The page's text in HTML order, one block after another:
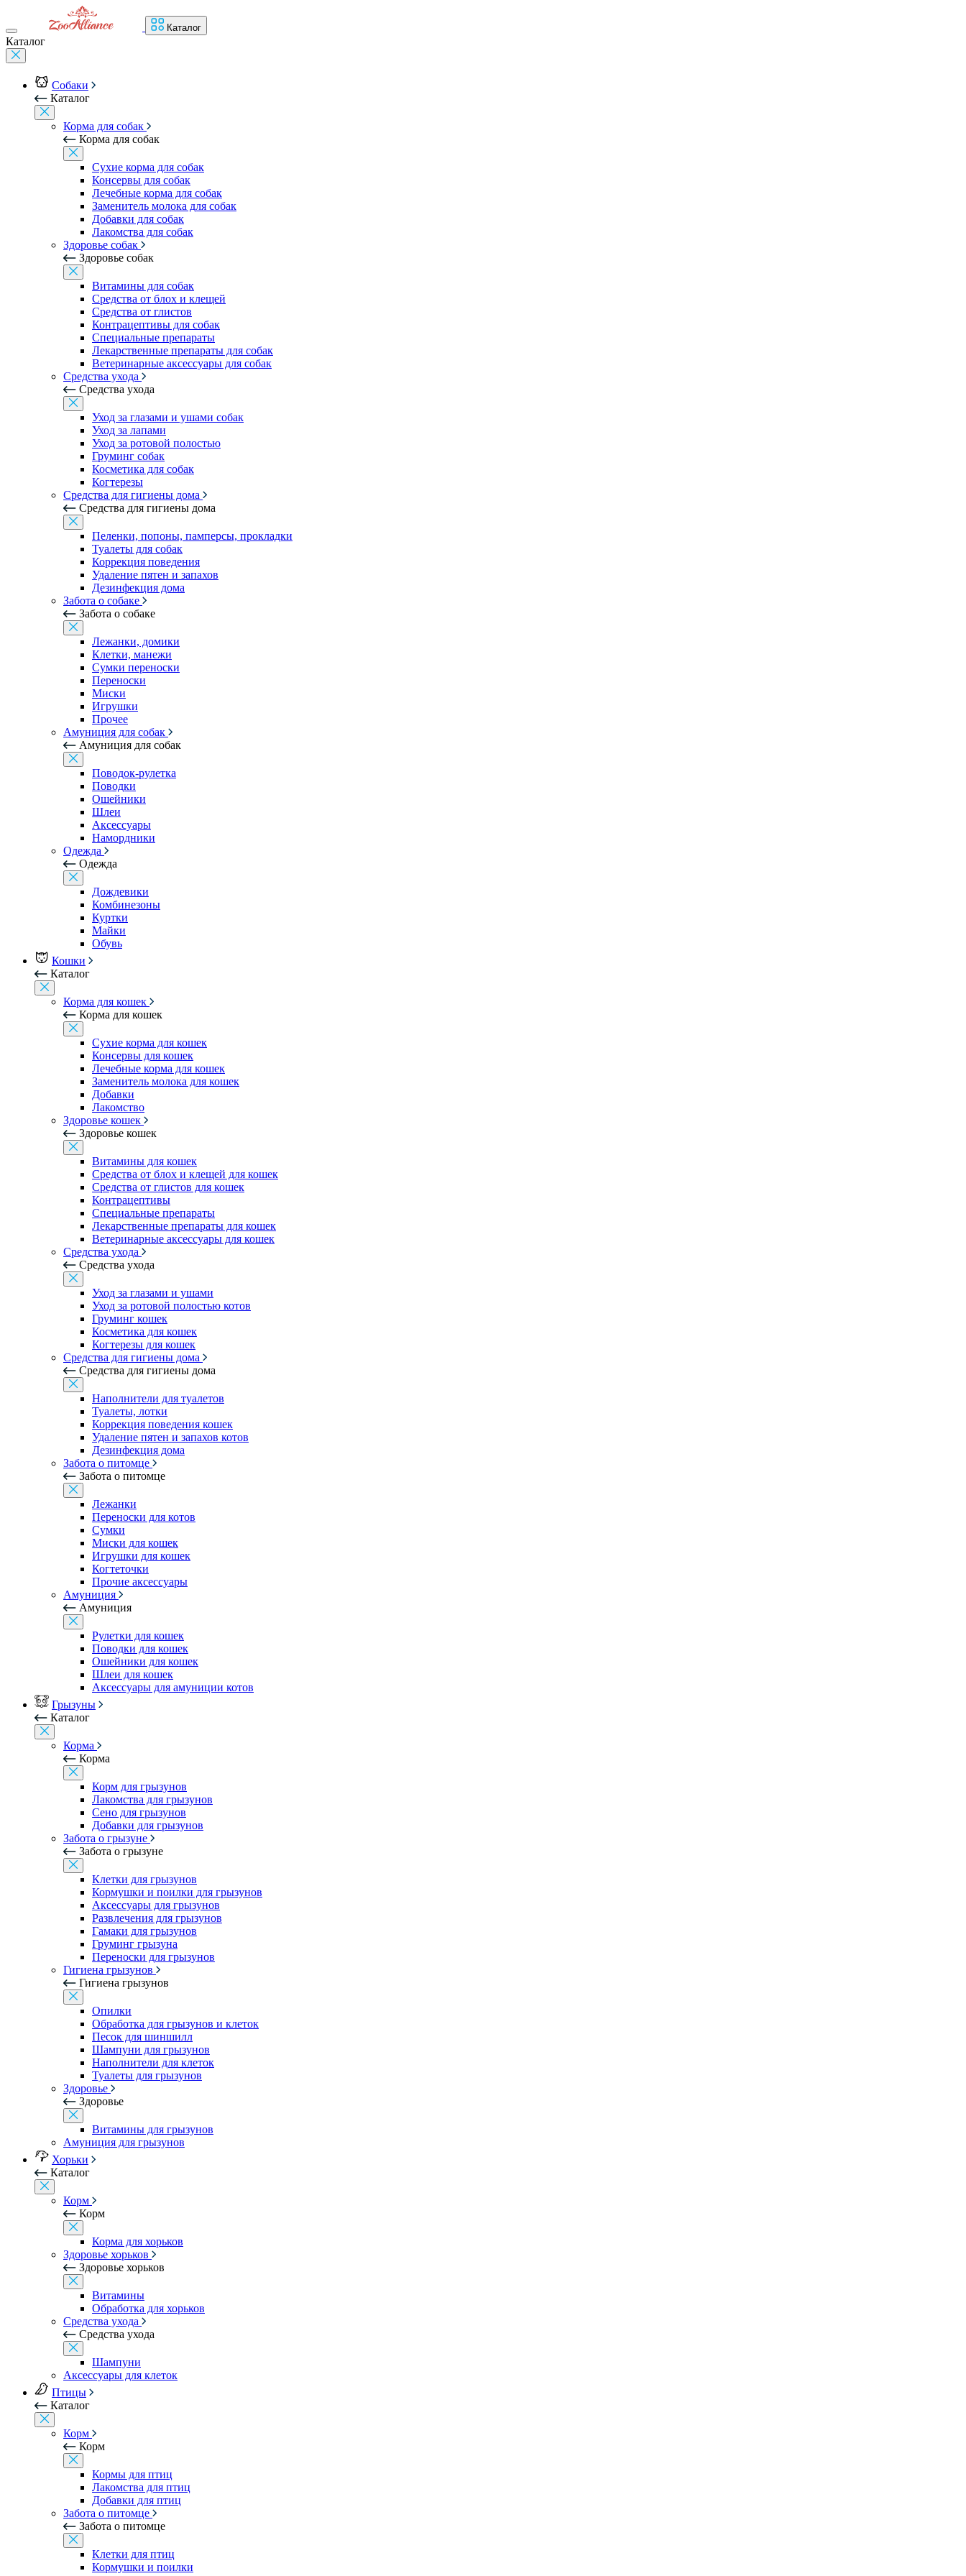
Каталог
Каталог
Собаки
Каталог
Корма для собак
Корма для собак
Сухие корма для собак
Консервы для собак
Лечебные корма для собак
Заменитель молока для собак
Добавки для собак
Лакомства для собак
Здоровье собак
Здоровье собак
Витамины для собак
Средства от блох и клещей
Средства от глистов
Контрацептивы для собак
Специальные препараты
Лекарственные препараты для собак
Ветеринарные аксессуары для собак
Средства ухода
Средства ухода
Уход за глазами и ушами собак
Уход за лапами
Уход за ротовой полостью
Груминг собак
Косметика для собак
Когтерезы
Средства для гигиены дома
Средства для гигиены дома
Пеленки, попоны, памперсы, прокладки
Туалеты для собак
Коррекция поведения
Удаление пятен и запахов
Дезинфекция дома
Забота о собаке
Забота о собаке
Лежанки, домики
Клетки, манежи
Сумки переноски
Переноски
Миски
Игрушки
Прочее
Амуниция для собак
Амуниция для собак
Поводок-рулетка
Поводки
Ошейники
Шлеи
Аксессуары
Намордники
Одежда
Одежда
Дождевики
Комбинезоны
Куртки
Майки
Обувь
Кошки
Каталог
Корма для кошек
Корма для кошек
Сухие корма для кошек
Консервы для кошек
Лечебные корма для кошек
Заменитель молока для кошек
Добавки
Лакомство
Здоровье кошек
Здоровье кошек
Витамины для кошек
Средства от блох и клещей для кошек
Средства от глистов для кошек
Контрацептивы
Специальные препараты
Лекарственные препараты для кошек
Ветеринарные аксессуары для кошек
Средства ухода
Средства ухода
Уход за глазами и ушами
Уход за ротовой полостью котов
Груминг кошек
Косметика для кошек
Когтерезы для кошек
Средства для гигиены дома
Средства для гигиены дома
Наполнители для туалетов
Туалеты, лотки
Коррекция поведения кошек
Удаление пятен и запахов котов
Дезинфекция дома
Забота о питомце
Забота о питомце
Лежанки
Переноски для котов
Сумки
Миски для кошек
Игрушки для кошек
Когтеточки
Прочие аксессуары
Амуниция
Амуниция
Рулетки для кошек
Поводки для кошек
Ошейники для кошек
Шлеи для кошек
Аксессуары для амуниции котов
Грызуны
Каталог
Корма
Корма
Корм для грызунов
Лакомства для грызунов
Сено для грызунов
Добавки для грызунов
Забота о грызуне
Забота о грызуне
Клетки для грызунов
Кормушки и поилки для грызунов
Аксессуары для грызунов
Развлечения для грызунов
Гамаки для грызунов
Груминг грызуна
Переноски для грызунов
Гигиена грызунов
Гигиена грызунов
Опилки
Обработка для грызунов и клеток
Песок для шиншилл
Шампуни для грызунов
Наполнители для клеток
Туалеты для грызунов
Здоровье
Здоровье
Витамины для грызунов
Амуниция для грызунов
Хорьки
Каталог
Корм
Корм
Корма для хорьков
Здоровье хорьков
Здоровье хорьков
Витамины
Обработка для хорьков
Средства ухода
Средства ухода
Шампуни
Аксессуары для клеток
Птицы
Каталог
Корм
Корм
Кормы для птиц
Лакомства для птиц
Добавки для птиц
Забота о питомце
Забота о питомце
Клетки для птиц
Кормушки и поилки